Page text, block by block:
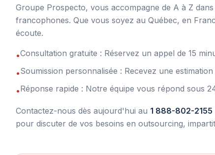
Groupe Prospecto, vous accompagne de A à Z
francophones. Que vous soyez au Québec, en
écoute.
•Consultation gratuite : Réservez un appel de 15
•Soumission personnalisée : Recevez une
•Réponse rapide : Notre équipe vous répond sous
Contactez-nous dès aujourd'hui au 1 888-802-2155
pour discuter de vos besoins en outsourcing,